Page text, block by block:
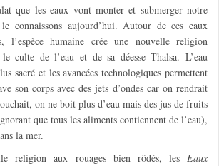
que les eaux vont monter et submerger notre
connaissons aujourd’hui. Autour de ces eaux
l’espèce humaine crée une nouvelle religion
culte de l’eau et de sa déesse Thalsa. L’eau
sacré et les avancées technologiques permettent
son corps avec des jets d’ondes car on rendrait
on ne boit plus d’eau mais des jus de fruits
que tous les aliments contiennent de l’eau),
la mer.
religion aux rouages bien rôdés, les Eaux